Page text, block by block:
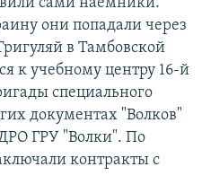
они попадали через
в Тамбовской
к учебному центру 16-й
специального
документах "Волков"
ГРУ "Волки". По
контракты с